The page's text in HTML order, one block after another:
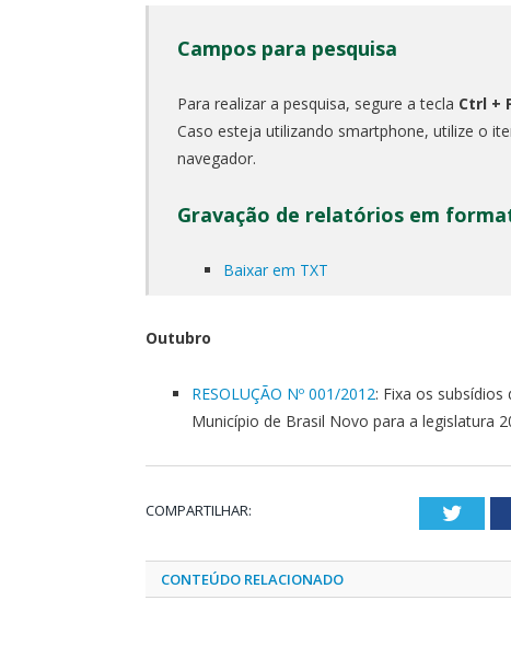
Campos para pesquisa
Para realizar a pesquisa, segure a tecla Ctrl +
Caso esteja utilizando smartphone, utilize o
navegador.
Gravação de relatórios em
Baixar em TXT
Outubro
RESOLUÇÃO Nº 001/2012: Fixa os
Município de Brasil Novo para a legislatura
COMPARTILHAR:
CONTEÚDO RELACIONADO